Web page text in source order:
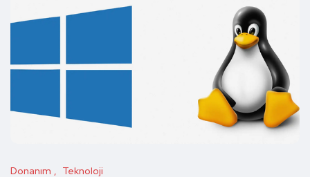
Donanım Teknoloji